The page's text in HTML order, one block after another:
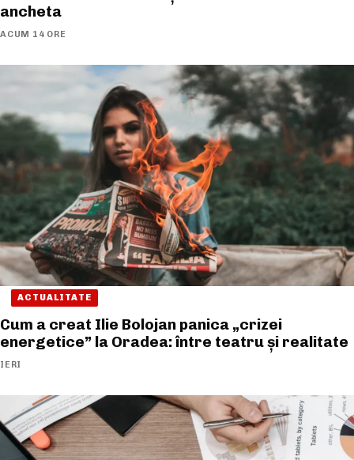
ancheta
ACUM 14 ORE
ACTUALITATE
Cum a creat Ilie Bolojan panica „crizei
energetice” la Oradea: între teatru și realitate
IERI